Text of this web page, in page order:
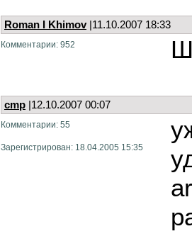
Roman I Khimov |11.10.2007 18:33
Комментарии: 952
cmp |12.10.2007 00:07
Комментарии: 55
Зарегистрирован: 18.04.2005 15:35